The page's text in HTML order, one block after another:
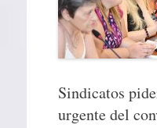
Sindicatos
urgente del